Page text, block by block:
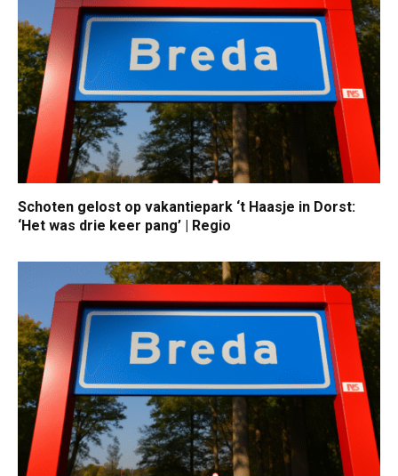
Schoten gelost op vakantiepark ‘t Haasje in Dorst:
‘Het was drie keer pang’ | Regio